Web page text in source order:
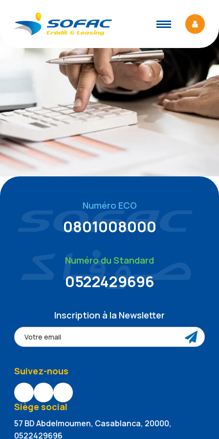
Numéro ECO
0801008000
Numéro du Standard
0522429696
Inscription à la Newsletter
Suivez-nous
Siège social
57 BD Abdelmoumen, Casablanca, 20000,
0522429696